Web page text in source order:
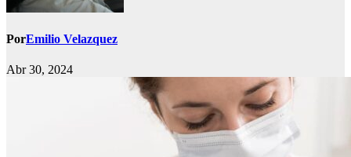
PorEmilio Velazquez
Abr 30, 2024